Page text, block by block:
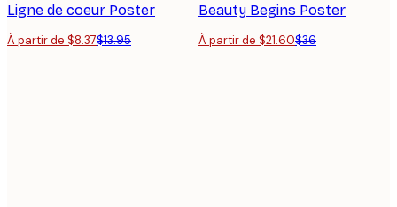
Ligne de coeur Poster
À partir de $8.37$13.95
Beauty Begins Poster
À partir de $21.60$36